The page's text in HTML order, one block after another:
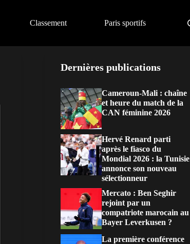
Classement Paris sportifs
Dernières publications
Cameroun-Mali : chaîne
et heure du match de la
CAN féminine 2026
Hervé Renard parti
après le fiasco du
Mondial 2026 : la Tunisie
annonce son nouveau
sélectionneur
Mercato : Ben Seghir
rejoint par un
compatriote marocain au
Bayer Leverkusen ?
La première conférence